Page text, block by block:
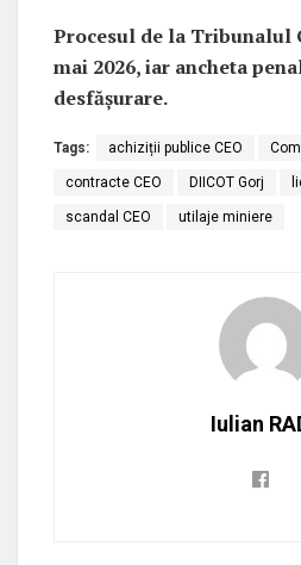
Procesul de la Tribunalul
mai 2026, iar ancheta
desfășurare.
Tags: achiziții publice CEO
contracte CEO DIICOT Gorj
scandal CEO utilaje miniere
Iulian